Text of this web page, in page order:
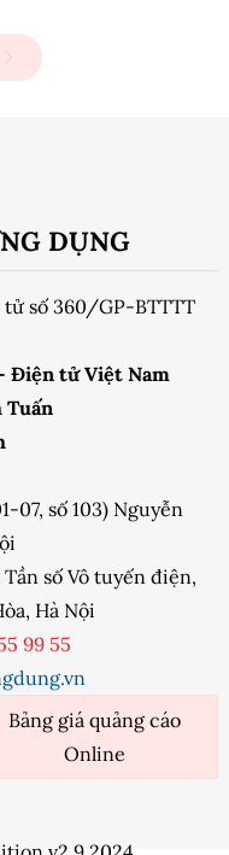
DỤNG
số 360/GP-BTTTT
Điện tử Việt Nam
Tuấn
07, số 103) Nguyễn
số Vô tuyến điện,
Hà Nội
99 55
Bảng giá quảng cáo
Online